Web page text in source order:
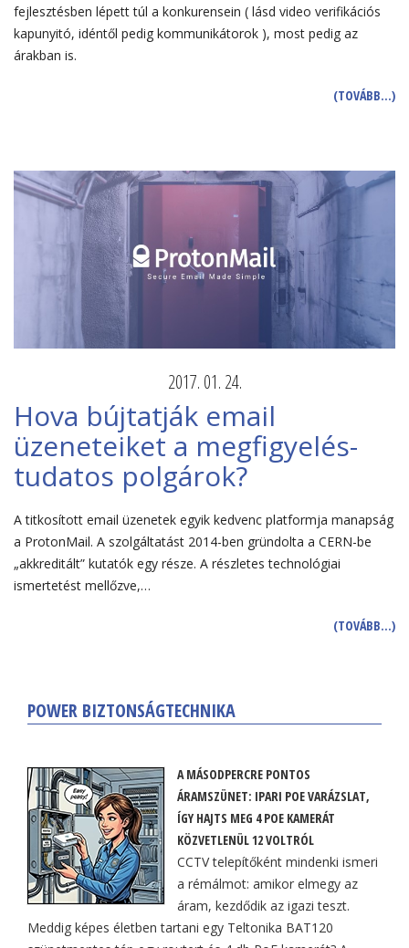
fejlesztésben lépett túl a konkurensein ( lásd video verifikációs
kapunyitó, idéntől pedig kommunikátorok ), most pedig az
árakban is.
(TOVÁBB…)
2017. 01. 24.
Hova bújtatják email
üzeneteiket a megfigyelés-
tudatos polgárok?
A titkosított email üzenetek egyik kedvenc platformja manapság
a ProtonMail. A szolgáltatást 2014-ben gründolta a CERN-be
„akkreditált” kutatók egy része. A részletes technológiai
ismertetést mellőzve,…
(TOVÁBB…)
POWER BIZTONSÁGTECHNIKA
A MÁSODPERCRE PONTOS
ÁRAMSZÜNET: IPARI POE VARÁZSLAT,
ÍGY HAJTS MEG 4 POE KAMERÁT
KÖZVETLENÜL 12 VOLTRÓL
CCTV telepítőként mindenki ismeri
a rémálmot: amikor elmegy az
áram, kezdődik az igazi teszt.
Meddig képes életben tartani egy Teltonika BAT120